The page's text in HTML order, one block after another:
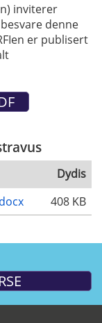
inviterer
denne
er publisert
Dydis
408 KB